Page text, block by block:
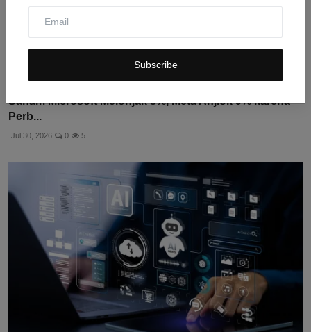
Subscribe
Saham Microsoft Melonjak 8%, Meta Anjlok 9% karena
Perb...
Jul 30, 2026 0 5